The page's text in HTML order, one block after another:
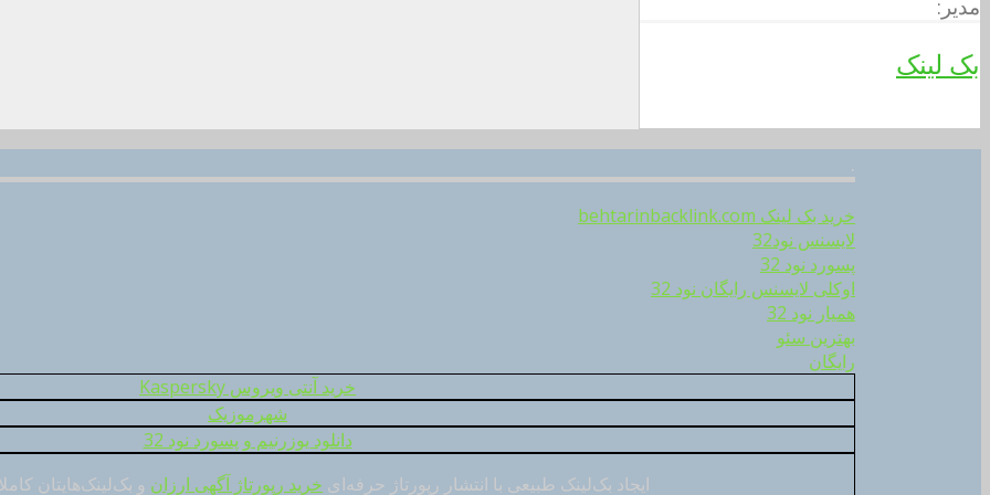
مدیر:
بک لینک
.
خرید بک لینک behtarinbacklink.com
لایسنس نود32
پسورد نود 32
اوکلی لایسنس رایگان نود 32
همیار نود 32
بهترین سئو
رایگان
خرید آنتی ویروس Kaspersky
شهرموزیک
دانلود یوزرنیم و پسورد نود 32
ایجاد بک‌لینک طبیعی با انتشار رپورتاژ حرفه‌ای خرید رپورتاژ آگهی ارزان و بک‌لینک‌هایتان